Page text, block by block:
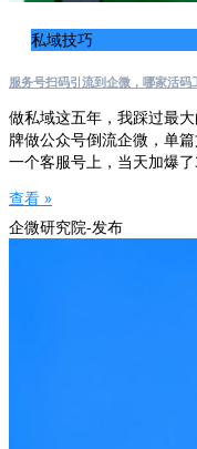
私域技巧
服务号扫码引流到企微，哪家活
做私域这五年，我踩过最
牌做公众号倒流企微，单
一个客服号上，当天加爆
查看 »
企微研究院-发布